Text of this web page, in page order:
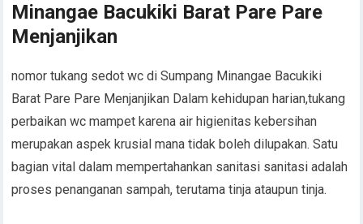
Minangae Bacukiki Barat Pare Pare
Menjanjikan
nomor tukang sedot wc di Sumpang Minangae Bacukiki
Barat Pare Pare Menjanjikan Dalam kehidupan harian,tukang
perbaikan wc mampet karena air higienitas kebersihan
merupakan aspek krusial mana tidak boleh dilupakan. Satu
bagian vital dalam mempertahankan sanitasi sanitasi adalah
proses penanganan sampah, terutama tinja ataupun tinja.